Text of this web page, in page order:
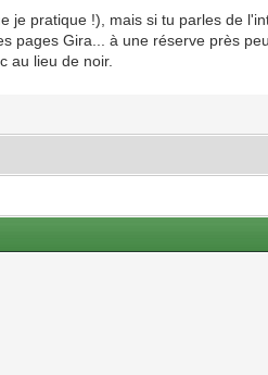
je pratique !), mais si tu parles de
pages Gira... à une réserve près
au lieu de noir.